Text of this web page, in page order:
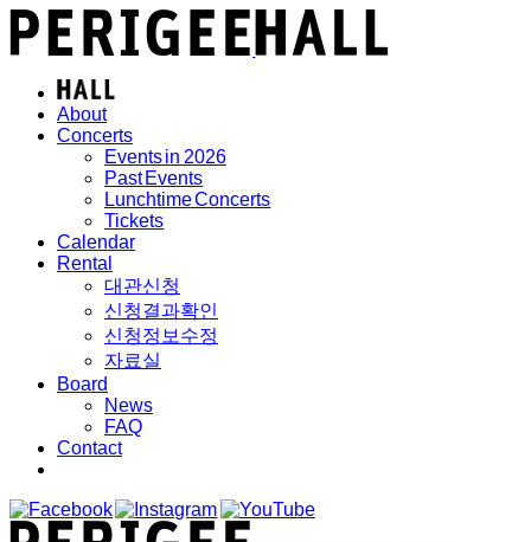
About
Concerts
Events in 2026
Past Events
Lunchtime Concerts
Tickets
Calendar
Rental
대관신청
신청결과확인
신청정보수정
자료실
Board
News
FAQ
Contact